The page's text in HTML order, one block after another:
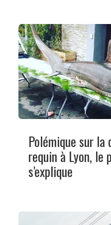
Polémique sur la
requin à Lyon, le
s'explique